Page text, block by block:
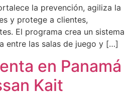
la prevención, agiliza la
y protege a clientes,
El programa crea un sistema
entre las salas de juego y […]
en Panamá
Kait